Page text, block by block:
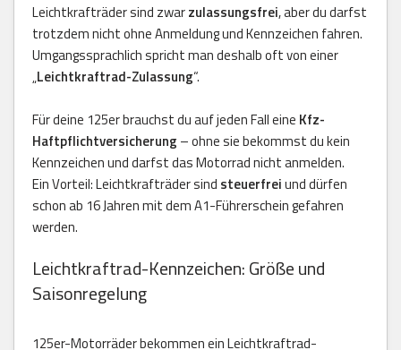
Leichtkrafträder sind zwarzulassungsfrei, aber du darfst
trotzdem nicht ohne Anmeldung und Kennzeichen fahren.
Umgangssprachlich spricht man deshalb oft von einer
„Leichtkraftrad-Zulassung“.
Für deine 125er brauchst du auf jeden Fall eine Kfz-
Haftpflichtversicherung – ohne sie bekommst du kein
Kennzeichen und darfst das Motorrad nicht anmelden.
Ein Vorteil: Leichtkrafträder sind steuerfreiund dürfen
schon ab 16 Jahren mit dem A1-Führerschein gefahren
werden.
Leichtkraftrad-Kennzeichen: Größe und
Saisonregelung
125er-Motorräder bekommen ein Leichtkraftrad-